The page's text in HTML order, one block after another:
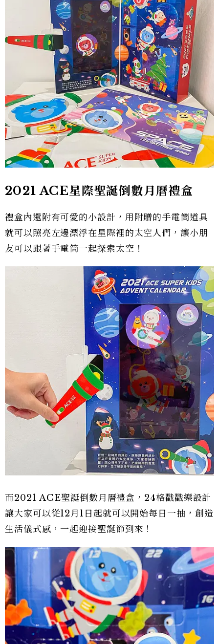
2021 ACE星際聖誕倒數月曆禮盒
禮盒內還附有可愛的小設計，用附贈的手電筒道具
就可以照亮左邊漂浮在星際裡的太空人們，讓小朋
友可以跟著手電筒一起探索太空！
而2021 ACE聖誕倒數月曆禮盒，24格戳戳樂設計
讓大家可以從12月1日起就可以開始每日一抽，創造
生活儀式感，一起迎接聖誕節到來！